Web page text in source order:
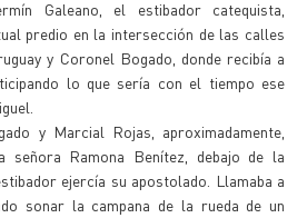
Galeano, el estibador catequista,
predio en la intersección de las calles
y Coronel Bogado, donde recibía a
lo que sería con el tiempo ese
y Marcial Rojas, aproximadamente,
señora Ramona Benítez, debajo de la
ejercía su apostolado. Llamaba a
sonar la campana de la rueda de un